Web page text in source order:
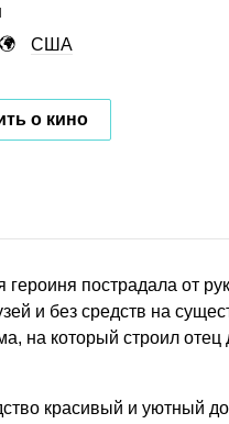
США
о кино
пострадала от
и без средств на
на который строил отец
красивый и уютный